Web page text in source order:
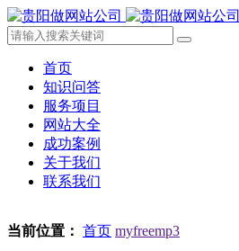
首页
知识问答
服务项目
网站大全
成功案例
关于我们
联系我们
当前位置： 首页 myfreemp3